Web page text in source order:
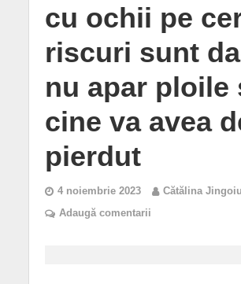
cu ochii pe
riscuri sunt
nu apar ploile
cine va avea
pierdut
4 noiembrie 2023
Cătălina Jingoiu
Adaugă comentarii